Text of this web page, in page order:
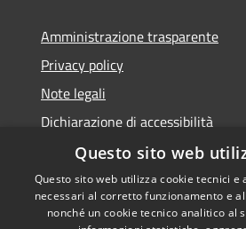
Amministrazione trasparente
Privacy policy
Note legali
Dichiarazione di accessibilità
Questo sito web
Questo sito web utilizza cookie tecnici
necessari al corretto funzionamento e
nonché un cookie tecnico analitico al